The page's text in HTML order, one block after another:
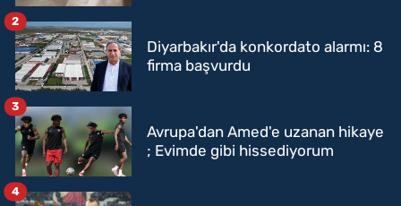
Diyarbakır'da konkordato alarmı: 8
firma başvurdu
2
Avrupa'dan Amed'e uzanan hikaye
; Evimde gibi hissediyorum
3
4